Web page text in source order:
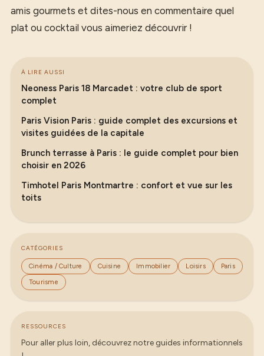
amis gourmets et dites-nous en commentaire quel
plat ou cocktail vous aimeriez découvrir !
À LIRE AUSSI
Neoness Paris 18 Marcadet : votre club de sport
complet
Paris Vision Paris : guide complet des excursions et
visites guidées de la capitale
Brunch terrasse à Paris : le guide complet pour bien
choisir en 2026
Timhotel Paris Montmartre : confort et vue sur les
toits
CATÉGORIES
Cinéma / Culture Cuisine Immobilier Loisirs Paris
Tourisme
RESSOURCES
Pour aller plus loin, découvrez notre guides informationnels